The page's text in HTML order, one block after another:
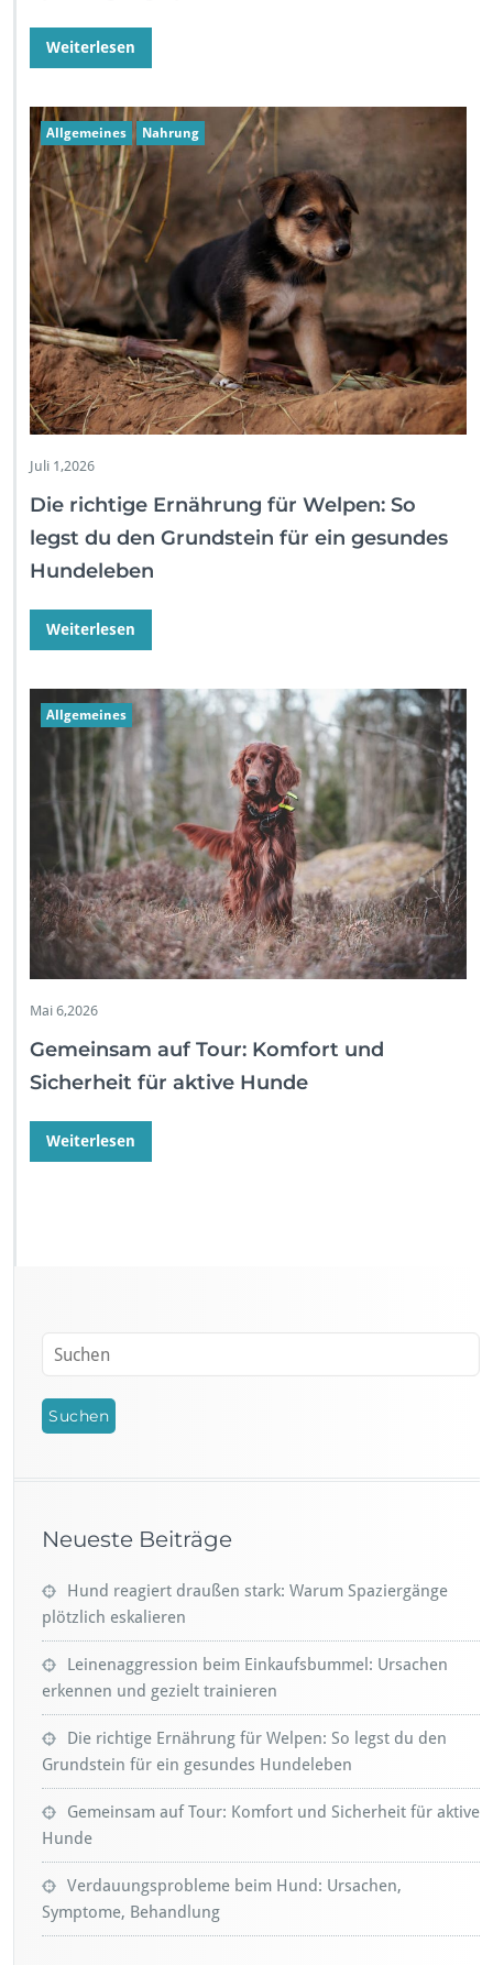
Weiterlesen
Allgemeines Nahrung
Juli 1,2026
Die richtige Ernährung für Welpen: So
legst du den Grundstein für ein gesundes
Hundeleben
Weiterlesen
Allgemeines
Mai 6,2026
Gemeinsam auf Tour: Komfort und
Sicherheit für aktive Hunde
Weiterlesen
Neueste Beiträge
Hund reagiert draußen stark: Warum Spaziergänge
plötzlich eskalieren
Leinenaggression beim Einkaufsbummel: Ursachen
erkennen und gezielt trainieren
Die richtige Ernährung für Welpen: So legst du den
Grundstein für ein gesundes Hundeleben
Gemeinsam auf Tour: Komfort und Sicherheit für aktive
Hunde
Verdauungsprobleme beim Hund: Ursachen,
Symptome, Behandlung